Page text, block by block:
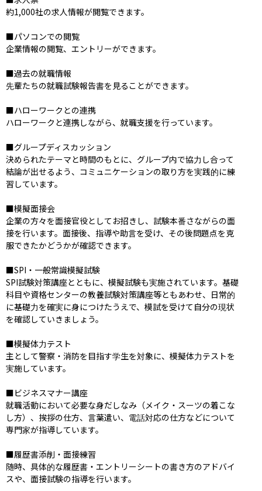
約1,000社の求人情報が閲覧できます。
■パソコンでの閲覧
企業情報の閲覧、エントリーができます。
■過去の就職情報
先輩たちの就職試験報告書を見ることができます。
■ハローワークとの連携
ハローワークと連携しながら、就職支援を行っています。
■グループディスカッション
決められたテーマと時間のもとに、グループ内で協力し合って
結論が出せるよう、コミュニケーションの取り方を実践的に練
習しています。
■模擬面接会
企業の方々を面接官役としてお招きし、試験本番さながらの面
接を行います。面接後、指導や助言を受け、その後問題点を克
服できたかどうかが確認できます。
■SPI・一般常識模擬試験
SPI試験対策講座とともに、模擬試験も実施されています。基礎
科目や資格センターの教養試験対策講座等ともあわせ、日常的
に基礎力を確実に身につけたうえで、模試を受けて自分の現状
を確認していきましょう。
■模擬体力テスト
主として警察・消防を目指す学生を対象に、模擬体力テストを
実施しています。
■ビジネスマナー講座
就職活動において必要な身だしなみ（メイク・スーツの着こな
し方）、挨拶の仕方、言葉遣い、電話対応の仕方などについて
専門家が指導しています。
■履歴書添削・面接練習
随時、具体的な履歴書・エントリーシートの書き方のアドバイ
スや、面接試験の指導を行います。